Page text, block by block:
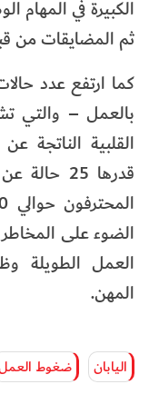
ثم المضايقات من قبل
كما ارتفع عدد
بالعمل – والتي
قدرها
الضوء على
العمل الطويلة
المهن.
اليابان ضغوط